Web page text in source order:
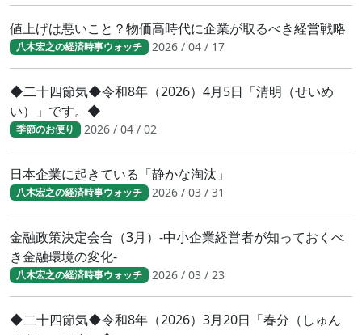
値上げは悪いこと？物価高時代に企業が取るべき経営戦略
八木宏之の経済時事ウォッチ 2026 / 04 / 17
◆二十四節気◆令和8年（2026）4月5日「清明（せいめ
い）」です。◆
季節のお便り 2026 / 04 / 02
日本企業に起きている「静かな淘汰」
八木宏之の経済時事ウォッチ 2026 / 03 / 31
金融政策決定会合（3月）-中小企業経営者が知っておくべ
き金融環境の変化-
八木宏之の経済時事ウォッチ 2026 / 03 / 23
◆二十四節気◆令和8年（2026）3月20日「春分（しゅん